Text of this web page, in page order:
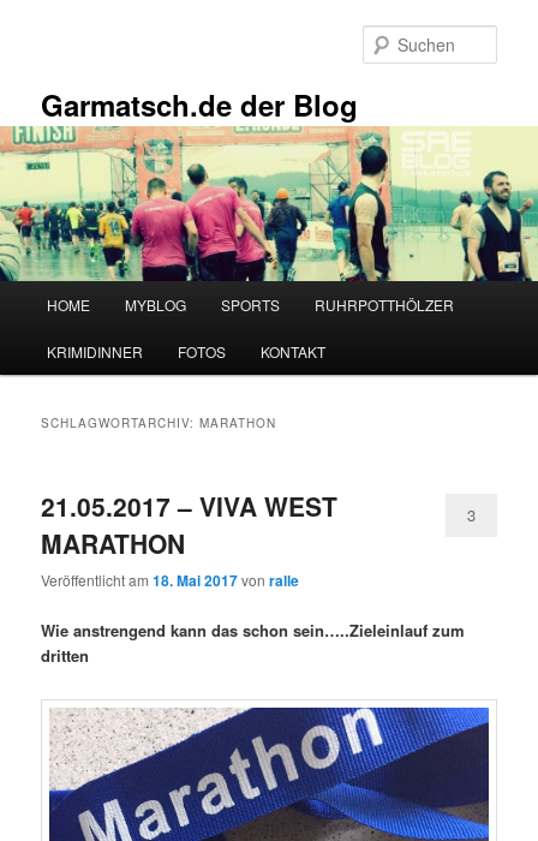
Garmatsch.de der Blog
HOME MYBLOG SPORTS RUHRPOTTHÖLZER
KRIMIDINNER FOTOS KONTAKT
SCHLAGWORTARCHIV:MARATHON
21.05.2017 – VIVA WEST
MARATHON
Veröffentlicht am18. Mai 2017vonralle
3
Wie anstrengend kann das schon sein…..Zieleinlauf zum
dritten